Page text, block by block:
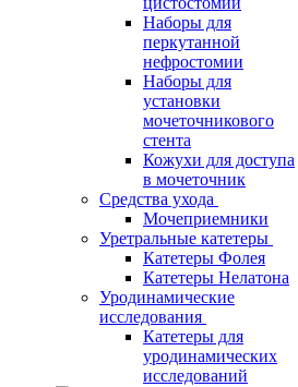
Наборы для
перкутанной
нефростомии
Наборы для
установки
мочеточникового
стента
Кожухи для доступа
в мочеточник
Средства ухода
Мочеприемники
Уретральные катетеры
Катетеры Фолея
Катетеры Нелатона
Уродинамические
исследования
Катетеры для
уродинамических
исследований